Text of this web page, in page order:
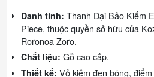
Danh tính: Thanh Đại Bảo Kiếm
Piece, thuộc quyền sở hữu của
Roronoa Zoro.
Chất liệu: Gỗ cao cấp.
Thiết kế: Vỏ kiếm đen bóng,